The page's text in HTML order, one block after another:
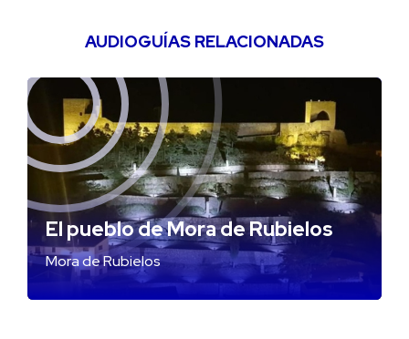
AUDIOGUÍAS RELACIONADAS
El pueblo de Mora de Rubielos
Mora de Rubielos